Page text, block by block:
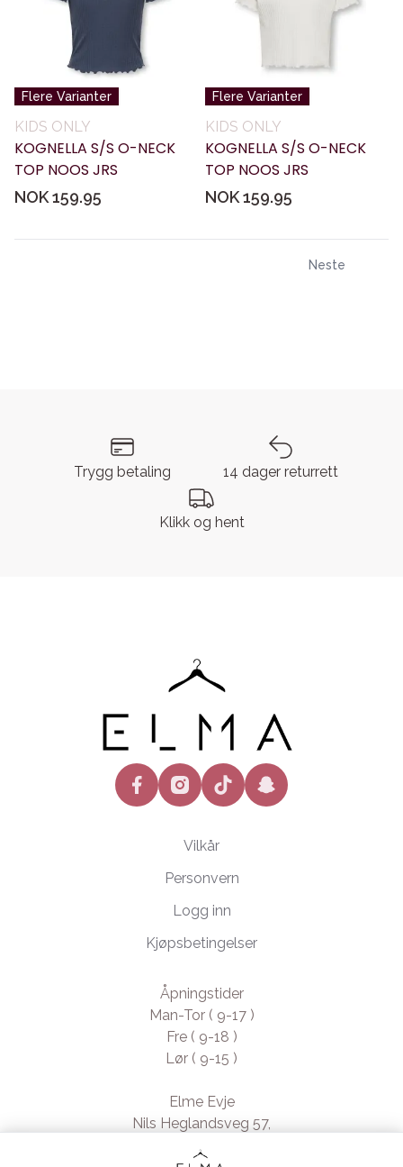
Flere Varianter
KIDS ONLY
KOGNELLA S/S O-NECK
TOP NOOS JRS
NOK 159.95
Flere Varianter
KIDS ONLY
KOGNELLA S/S O-NECK
TOP NOOS JRS
NOK 159.95
Neste
Trygg betaling 14 dager returrett
Klikk og hent
facebookinstagramtiktok snapchat
Vilkår
Personvern
Logg inn
Kjøpsbetingelser
Åpningstider
Man-Tor ( 9-17 )
Fre ( 9-18 )
Lør ( 9-15 )
Elme Evje
Nils Heglandsveg 57,
4735 Evje, Norway